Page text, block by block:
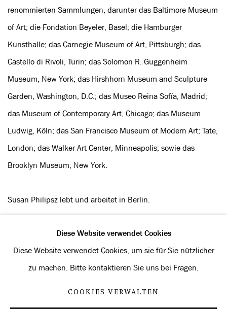
renommierten Sammlungen, darunter das Baltimore Museum
of Art; die Fondation Beyeler, Basel; die Hamburger
Kunsthalle; das Carnegie Museum of Art, Pittsburgh; das
Castello di Rivoli, Turin; das Solomon R. Guggenheim
Museum, New York; das Hirshhorn Museum and Sculpture
Garden, Washington, D.C.; das Museo Reina Sofía, Madrid;
das Museum of Contemporary Art, Chicago; das Museum
Ludwig, Köln; das San Francisco Museum of Modern Art; Tate,
London; das Walker Art Center, Minneapolis; sowie das
Brooklyn Museum, New York.
Susan Philipsz lebt und arbeitet in Berlin.
Cookies verwalten
Diese Website verwendet Cookies
Diese Website verwendet Cookies, um sie für Sie nützlicher
zu machen. Bitte kontaktieren Sie uns bei Fragen.
COOKIES VERWALTEN